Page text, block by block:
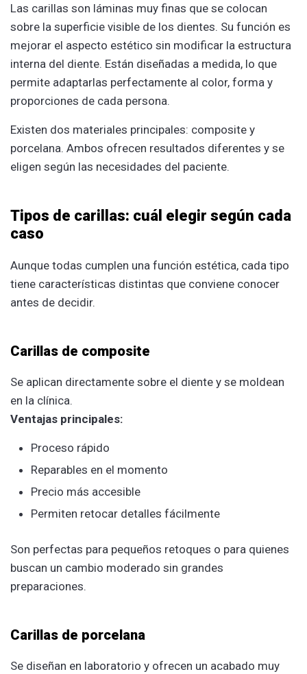
Las carillas son láminas muy finas que se colocan
sobre la superficie visible de los dientes. Su función es
mejorar el aspecto estético sin modificar la estructura
interna del diente. Están diseñadas a medida, lo que
permite adaptarlas perfectamente al color, forma y
proporciones de cada persona.
Existen dos materiales principales: composite y
porcelana. Ambos ofrecen resultados diferentes y se
eligen según las necesidades del paciente.
Tipos de carillas: cuál elegir según cada
caso
Aunque todas cumplen una función estética, cada tipo
tiene características distintas que conviene conocer
antes de decidir.
Carillas de composite
Se aplican directamente sobre el diente y se moldean
en la clínica.
Ventajas principales:
Proceso rápido
Reparables en el momento
Precio más accesible
Permiten retocar detalles fácilmente
Son perfectas para pequeños retoques o para quienes
buscan un cambio moderado sin grandes
preparaciones.
Carillas de porcelana
Se diseñan en laboratorio y ofrecen un acabado muy